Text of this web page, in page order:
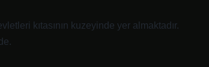
kıtasının kuzeyinde yer almaktadır.